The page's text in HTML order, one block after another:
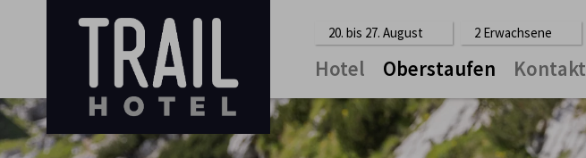
20. bis 27. August 2 Erwachsene
Hotel Oberstaufen Kontakt